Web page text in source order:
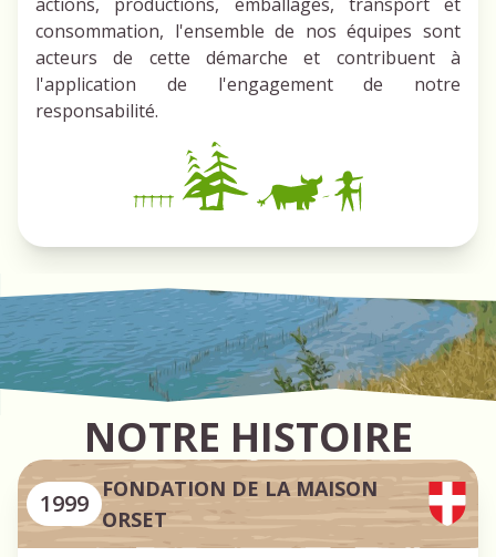
consommation, l'ensemble de nos équipes sont
acteurs de cette démarche et contribuent à
l'application de l'engagement de notre
responsabilité.
NOTRE HISTOIRE
1999 FONDATION DE LA MAISON
ORSET